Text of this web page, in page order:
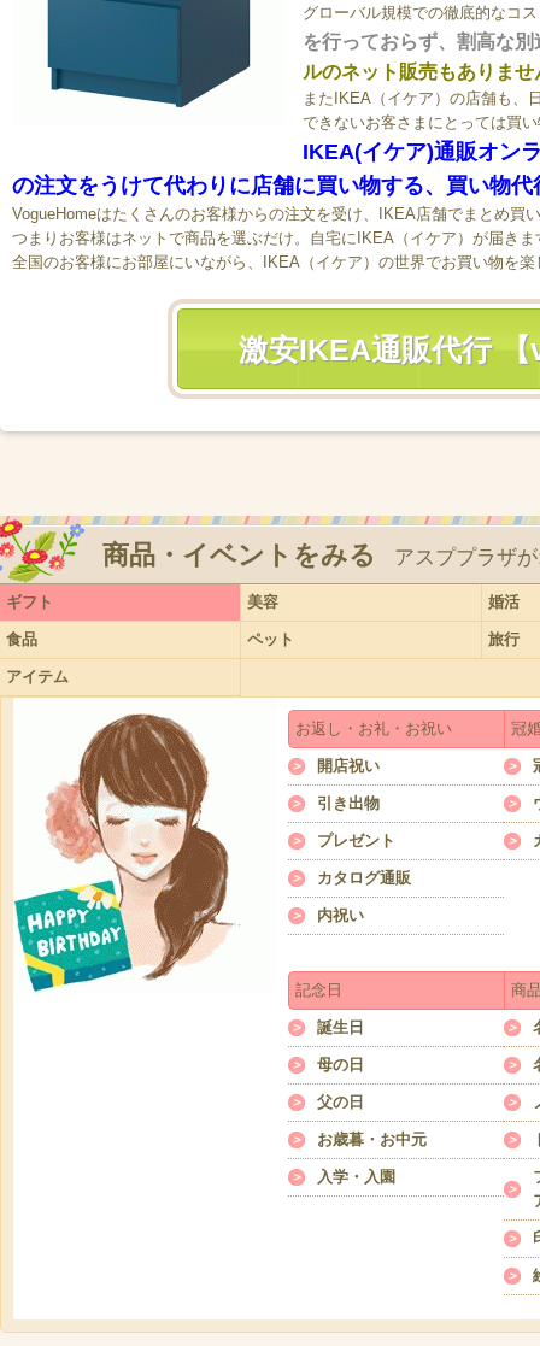
グローバル規模での徹底的なコ
を行っておらず、割高な
ルのネット販売もありませ
またIKEA（イケア）の店舗も、
できないお客さまにとっては買
IKEA(イケア)通販オン
の注文をうけて代わりに店舗に買い物する、買い物
VogueHomeはたくさんのお客様からの注文を受け、IKEA店舗でまとめ買
つまりお客様はネットで商品を選ぶだけ。自宅にIKEA（イケア）が届きま
全国のお客様にお部屋にいながら、IKEA（イケア）の世界でお買い物を
激安IKEA通販代行
商品・イベントをみる アスププラザ
ギフト 美容 婚活
食品 ペット 旅行
アイテム
お返し・お礼・お祝い
開店祝い
引き出物
プレゼント
カタログ通販
内祝い
冠
記念日
誕生日
母の日
父の日
お歳暮・お中元
入学・入園
商